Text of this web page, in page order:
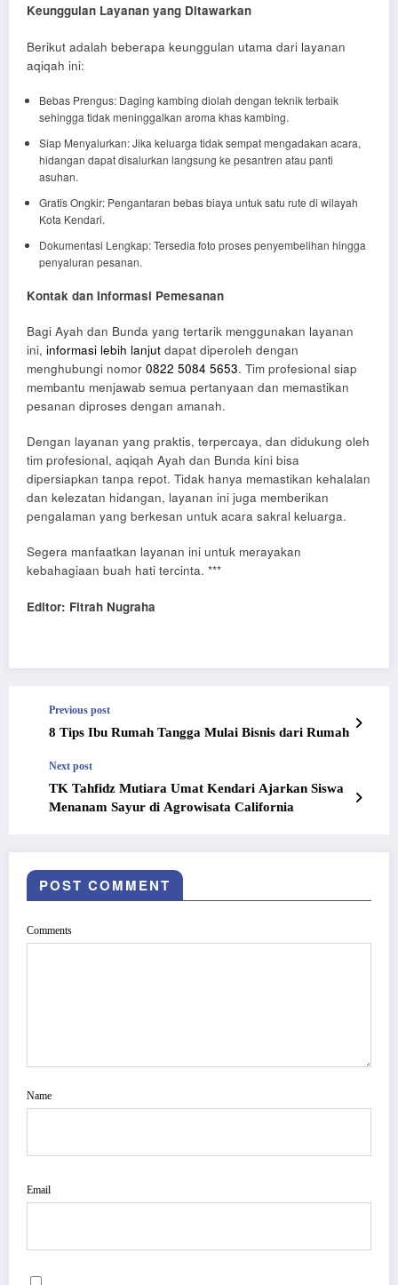
Keunggulan Layanan yang Ditawarkan
Berikut adalah beberapa keunggulan utama dari layanan
aqiqah ini:
Bebas Prengus: Daging kambing diolah dengan teknik terbaik
sehingga tidak meninggalkan aroma khas kambing.
Siap Menyalurkan: Jika keluarga tidak sempat mengadakan acara,
hidangan dapat disalurkan langsung ke pesantren atau panti
asuhan.
Gratis Ongkir: Pengantaran bebas biaya untuk satu rute di wilayah
Kota Kendari.
Dokumentasi Lengkap: Tersedia foto proses penyembelihan hingga
penyaluran pesanan.
Kontak dan Informasi Pemesanan
Bagi Ayah dan Bunda yang tertarik menggunakan layanan
ini, informasi lebih lanjut dapat diperoleh dengan
menghubungi nomor 0822 5084 5653. Tim profesional siap
membantu menjawab semua pertanyaan dan memastikan
pesanan diproses dengan amanah.
Dengan layanan yang praktis, terpercaya, dan didukung oleh
tim profesional, aqiqah Ayah dan Bunda kini bisa
dipersiapkan tanpa repot. Tidak hanya memastikan kehalalan
dan kelezatan hidangan, layanan ini juga memberikan
pengalaman yang berkesan untuk acara sakral keluarga.
Segera manfaatkan layanan ini untuk merayakan
kebahagiaan buah hati tercinta. ***
Editor: Fitrah Nugraha
Previous post
8 Tips Ibu Rumah Tangga Mulai Bisnis dari Rumah
Next post
TK Tahfidz Mutiara Umat Kendari Ajarkan Siswa
Menanam Sayur di Agrowisata California
POST COMMENT
Comments
Name
Email